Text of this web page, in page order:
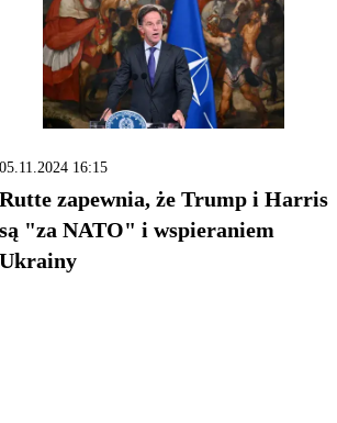
05.11.2024 16:15
Rutte zapewnia, że Trump i Harris
są "za NATO" i wspieraniem
Ukrainy